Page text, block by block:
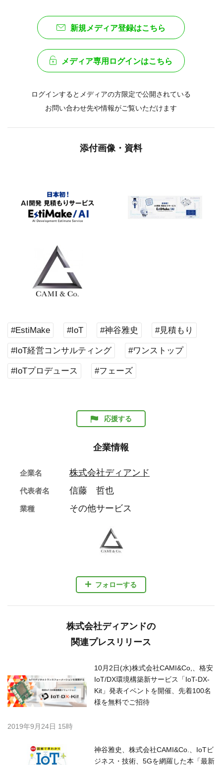
新規メディア登録はこちら
メディア専用ログインはこちら
ログインするとメディアの方限定で公開されている
お問い合わせ先や情報がご覧いただけます
添付画像・資料
#EstiMake #IoT #神谷雅史 #見積もり
#IoT経営コンサルティング #ワンストップ
#IoTプロデュース #フェーズ
応援する
企業情報
フォローする
企業名 株式会社ディアンド
代表者名 信藤 哲也
業種 その他サービス
株式会社ディアンドの
関連プレスリリース
10月2日(水)株式会社CAMI&Co,、格安
IoT/DX環境構築新サービス「IoT-DX-
Kit」発表イベントを開催、先着100名
様を無料でご招待
2019年9月24日 15時
神谷雅史、株式会社CAMI&Co.、IoTビ
ジネス・技術、5Gを網羅した本「最新